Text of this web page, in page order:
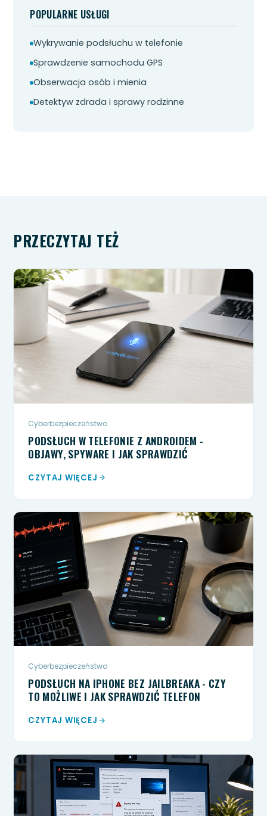
POPULARNE USŁUGI
Wykrywanie podsłuchu w telefonie
Sprawdzenie samochodu GPS
Obserwacja osób i mienia
Detektyw zdrada i sprawy rodzinne
PRZECZYTAJ TEŻ
Cyberbezpieczeństwo
PODSŁUCH W TELEFONIE Z ANDROIDEM -
OBJAWY, SPYWARE I JAK SPRAWDZIĆ
CZYTAJ WIĘCEJ
Cyberbezpieczeństwo
PODSŁUCH NA IPHONE BEZ JAILBREAKA - CZY
TO MOŻLIWE I JAK SPRAWDZIĆ TELEFON
CZYTAJ WIĘCEJ